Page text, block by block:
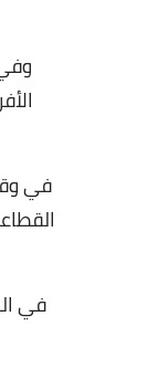
في
في